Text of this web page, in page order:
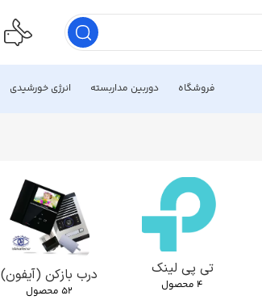
فروشگاه دوربین مداربسته انرژی خورشیدی
تی پی لینک
4 محصول
درب بازکن (آیفون)
52 محصول